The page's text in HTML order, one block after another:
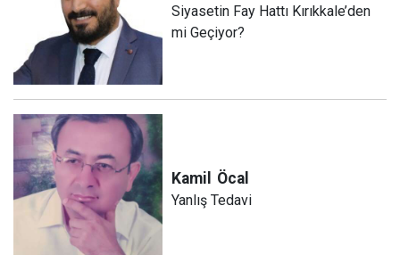
Siyasetin Fay Hattı Kırıkkale’den
mi Geçiyor?
Kamil Öcal
Yanlış Tedavi